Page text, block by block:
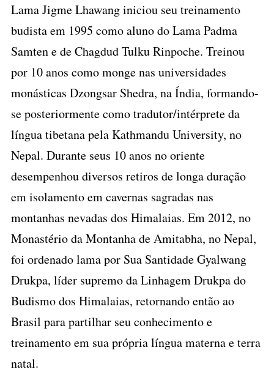
Lama Jigme Lhawang iniciou seu treinamento
budista em 1995 como aluno do Lama Padma
Samten e de Chagdud Tulku Rinpoche. Treinou
por 10 anos como monge nas universidades
monásticas Dzongsar Shedra, na Índia, formando-
se posteriormente como tradutor/intérprete da
língua tibetana pela Kathmandu University, no
Nepal. Durante seus 10 anos no oriente
desempenhou diversos retiros de longa duração
em isolamento em cavernas sagradas nas
montanhas nevadas dos Himalaias. Em 2012, no
Monastério da Montanha de Amitabha, no Nepal,
foi ordenado lama por Sua Santidade Gyalwang
Drukpa, líder supremo da Linhagem Drukpa do
Budismo dos Himalaias, retornando então ao
Brasil para partilhar seu conhecimento e
treinamento em sua própria língua materna e terra
natal.